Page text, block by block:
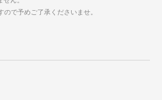
ので予めご了承くださいませ。